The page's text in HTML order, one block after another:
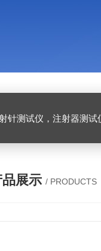
合针测试仪，缝合线测试仪，导管测试仪，输液器
品展示 / PRODUCTS